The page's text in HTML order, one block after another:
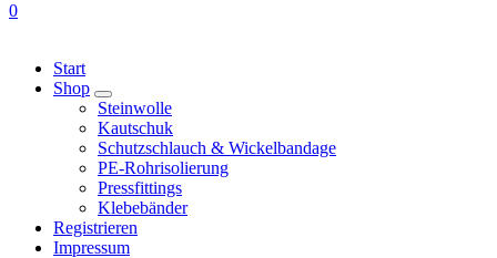
0
Start
Shop
Steinwolle
Kautschuk
Schutzschlauch & Wickelbandage
PE-Rohrisolierung
Pressfittings
Klebebänder
Registrieren
Impressum